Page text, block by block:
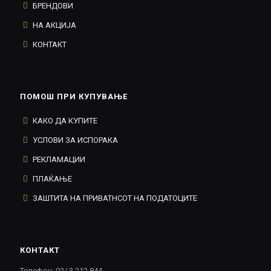
БРЕНДОВИ
НА АКЦИЈА
КОНТАКТ
ПОМОШ ПРИ КУПУВАЊЕ
КАКО ДА КУПИТЕ
УСЛОВИ ЗА ИСПОРАКА
РЕКЛАМАЦИИ
ПЛАЌАЊЕ
ЗАШТИТА НА ПРИВАТНСОТ НА ПОДАТОЦИТЕ
КОНТАКТ